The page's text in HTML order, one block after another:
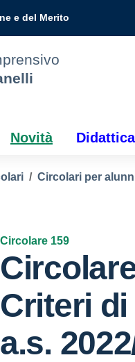
e del Merito
Novità Didattica
Circolari per
Circolare 159
Criteri
a.s.